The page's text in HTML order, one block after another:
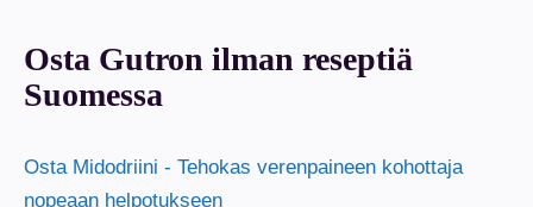
Osta Gutron ilman reseptiä
Suomessa
Osta Midodriini - Tehokas verenpaineen kohottaja
nopeaan helpotukseen